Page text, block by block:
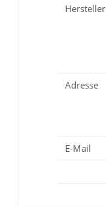
Hersteller
Adresse
E-Mail